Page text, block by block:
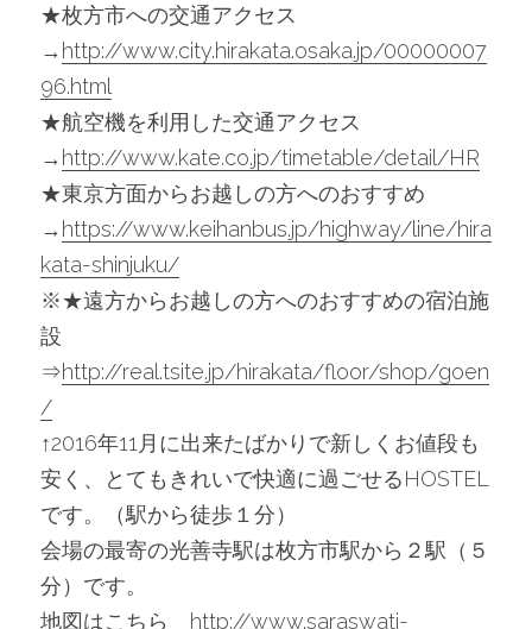
★枚方市への交通アクセス
→ http://www.city.hirakata.osaka.jp/00000007
96.html
★航空機を利用した交通アクセス
→ http://www.kate.co.jp/timetable/detail/HR
★東京方面からお越しの方へのおすすめ
→ https://www.keihanbus.jp/highway/line/hira
kata-shinjuku/
※★遠方からお越しの方へのおすすめの宿泊施
設
⇒http://real.tsite.jp/hirakata/floor/shop/goen
/
↑2016年11月に出来たばかりで新しくお値段も
安く、とてもきれいで快適に過ごせるHOSTEL
です。（駅から徒歩１分）
会場の最寄の光善寺駅は枚方市駅から２駅（５
分）です。
地図はこちら http://www.saraswati-